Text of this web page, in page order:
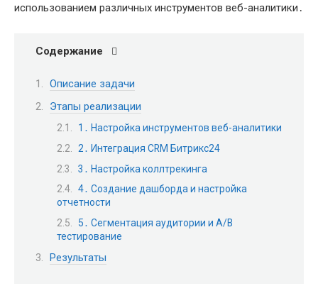
использованием различных инструментов веб-аналитики․
Содержание
Описание задачи
Этапы реализации
1․ Настройка инструментов веб-аналитики
2․ Интеграция CRM Битрикс24
3․ Настройка коллтрекинга
4․ Создание дашборда и настройка
отчетности
5․ Сегментация аудитории и A/B
тестирование
Результаты